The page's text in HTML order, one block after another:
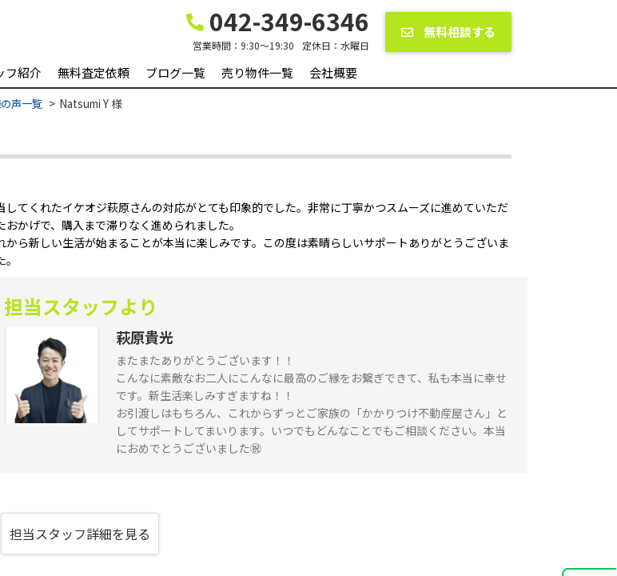
042-349-6346
営業時間： 9:30〜19:30 定休日： 水曜日
無料相談する
フ紹介 無料査定依頼 ブログ一覧 売り物件一覧 会社概要
声一覧 Natsumi Y 様
してくれたイケオジ萩原さんの対応がとても印象的でした。非常に丁寧かつスムーズに進めていただ
おかげで、購入まで滞りなく進められました。
から新しい生活が始まることが本当に楽しみです。この度は素晴らしいサポートありがとうございま
担当スタッフより
萩原貴光
またまたありがとうございます！！
こんなに素敵なお二人にこんなに最高のご縁をお繋ぎできて、私も本当に幸せ
です。新生活楽しみすぎますね！！
お引渡しはもちろん、これからずっとご家族の「かかりつけ不動産屋さん」と
してサポートしてまいります。いつでもどんなことでもご相談ください。本当
におめでとうございました㊗
担当スタッフ詳細を見る